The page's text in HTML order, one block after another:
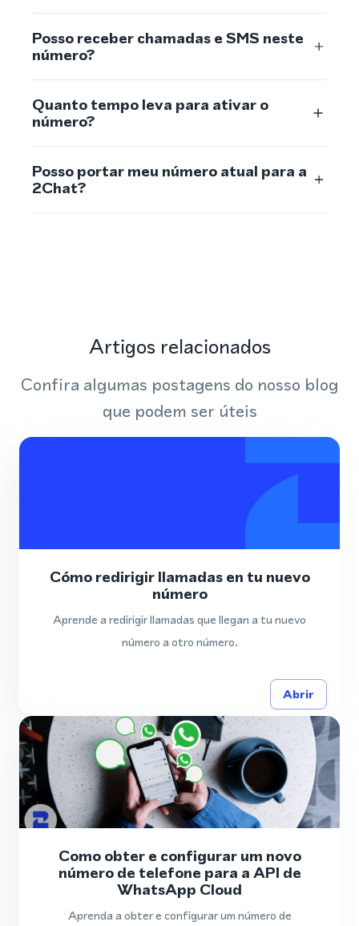
Posso receber chamadas e SMS neste
número?
Quanto tempo leva para ativar o
número?
Posso portar meu número atual para a
2Chat?
Artigos relacionados
Confira algumas postagens do nosso blog
que podem ser úteis
Cómo redirigir llamadas en tu nuevo
número
Aprende a redirigir llamadas que llegan a tu nuevo
número a otro número.
Abrir
Como obter e configurar um novo
número de telefone para a API de
WhatsApp Cloud
Aprenda a obter e configurar um número de